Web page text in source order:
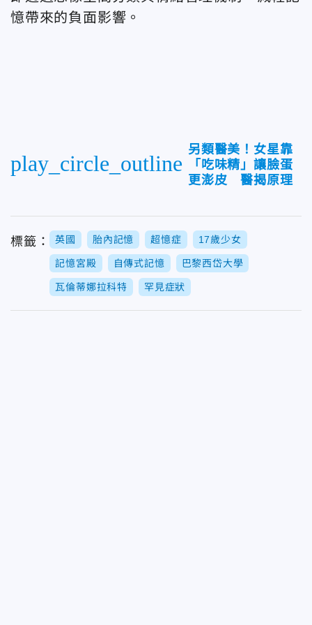
憶帶來的負面影響。
play_circle_outline
另類醫美！女星靠
「吃味精」讓臉蛋
更澎皮 醫揭原理
標籤： 英國 胎內記憶 超憶症 17歲少女
記憶宮殿 自傳式記憶 巴黎西岱大學
瓦倫蒂娜拉科特 罕見症狀